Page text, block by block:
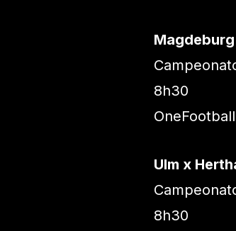
8h30
OneFootball
Ulm x
8h30